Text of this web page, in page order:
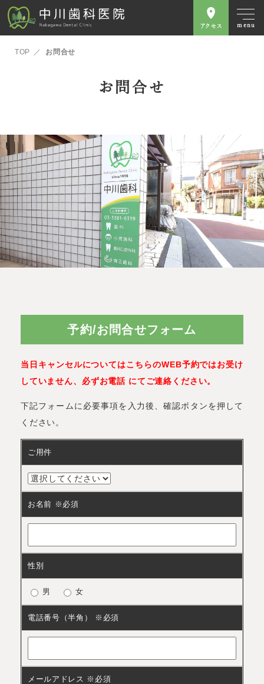
menu
アクセス
TOP お問合せ
お問合せ
予約/お問合せフォーム
当日キャンセルについてはこちらのWEB予約ではお受け
していません、必ずお電話 にてご連絡ください。
下記フォームに必要事項を入力後、確認ボタンを押して
ください。
ご用件
お名前 ※必須
性別
男 女
電話番号（半角） ※必須
メールアドレス ※必須